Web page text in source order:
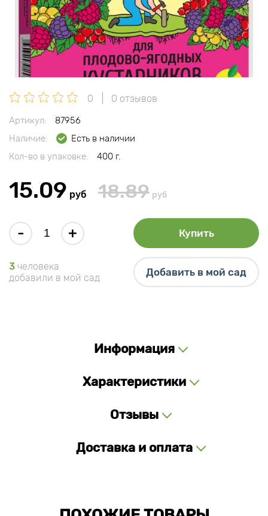
0 0 отзывов
Артикул:
87956
Наличие:
Есть в наличии
Кол-во в упаковке:
400 г.
15.09 руб 18.89 руб
- + Купить
3 человека
добавили в мой сад
Добавить в мой сад
Информация
Характеристики
Отзывы
Доставка и оплата